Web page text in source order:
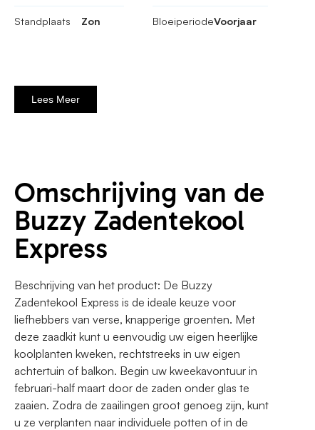
Standplaats Zon BloeiperiodeVoorjaar
Lees Meer
Omschrijving van de
Buzzy Zadentekool
Express
Beschrijving van het product: De Buzzy
Zadentekool Express is de ideale keuze voor
liefhebbers van verse, knapperige groenten. Met
deze zaadkit kunt u eenvoudig uw eigen heerlijke
koolplanten kweken, rechtstreeks in uw eigen
achtertuin of balkon. Begin uw kweekavontuur in
februari-half maart door de zaden onder glas te
zaaien. Zodra de zaailingen groot genoeg zijn, kunt
u ze verplanten naar individuele potten of in de